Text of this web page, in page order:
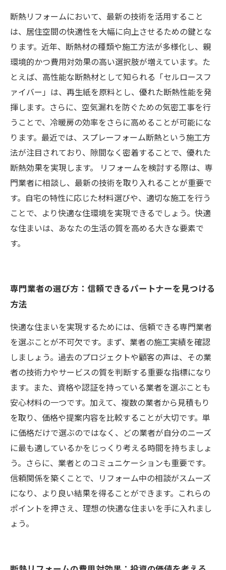
断熱リフォームにおいて、最新の技術を活用すること
は、居住空間の快適性を大幅に向上させるための鍵とな
ります。近年、断熱材の種類や施工方法が多様化し、親
環境的かつ費用対効果の高い選択肢が増えています。た
とえば、高性能な断熱材として知られる「セルロースフ
ァイバー」は、再生紙を原料とし、優れた断熱性能を発
揮します。さらに、空気漏れを防ぐための気密工事を行
うことで、冷暖房の効率をさらに高めることが可能にな
ります。最近では、スプレーフォーム断熱という施工方
法が注目されており、隙間なく密着することで、優れた
断熱効果を実現します。 リフォームを検討する際は、専
門業者に相談し、最新の技術を取り入れることが重要で
す。自宅の特性に応じた材料選びや、適切な施工を行う
ことで、より快適な住環境を実現できるでしょう。快適
な住まいは、あなたの生活の質を高める大きな要素で
す。
専門業者の選び方：信頼できるパートナーを見つける
方法
快適な住まいを実現するためには、信頼できる専門業者
を選ぶことが不可欠です。まず、業者の施工実績を確認
しましょう。過去のプロジェクトや顧客の声は、その業
者の技術力やサービスの質を判断する重要な指標になり
ます。また、資格や認証を持っている業者を選ぶことも
安心材料の一つです。加えて、複数の業者から見積もり
を取り、価格や提案内容を比較することが大切です。単
に価格だけで選ぶのではなく、どの業者が自分のニーズ
に最も適しているかをじっくり考える時間を持ちましょ
う。さらに、業者とのコミュニケーションも重要です。
信頼関係を築くことで、リフォーム中の相談がスムーズ
になり、より良い結果を得ることができます。これらの
ポイントを押さえ、理想の快適な住まいを手に入れまし
ょう。